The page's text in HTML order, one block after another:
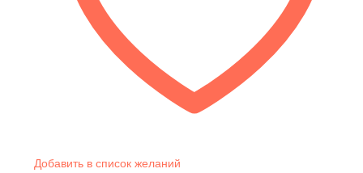
Добавить в список желаний